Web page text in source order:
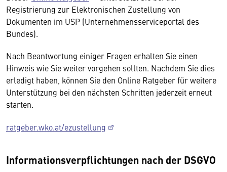
Registrierung zur Elektronischen Zustellung von
Dokumenten im USP (Unternehmensserviceportal des
Bundes).
Nach Beantwortung einiger Fragen erhalten Sie einen
Hinweis wie Sie weiter vorgehen sollten. Nachdem Sie dies
erledigt haben, können Sie den Online Ratgeber für weitere
Unterstützung bei den nächsten Schritten jederzeit erneut
starten.
ratgeber.wko.at/ezustellung
Informationsverpflichtungen nach der DSGVO